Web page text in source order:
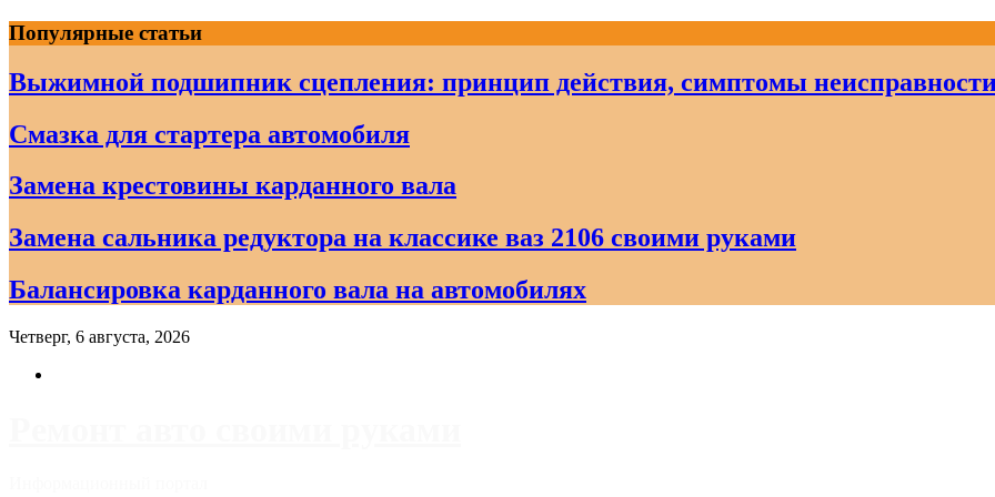
Skip
to
content
Популярные статьи
Выжимной подшипник сцепления: принцип действия, симптомы
Смазка для стартера автомобиля
Замена крестовины карданного вала
Замена сальника редуктора на классике ваз 2106 своими руками
Балансировка карданного вала на автомобилях
Четверг, 6 августа, 2026